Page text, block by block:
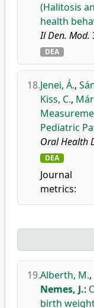
(Halitosis
health
Il Den. Mod.
DEA
18.Jenei, Á.,
Kiss, C.,
Pediatric
Oral Health
DEA
Journal
metrics:
19.Alberth, M.,
Nemes, J.:
birth